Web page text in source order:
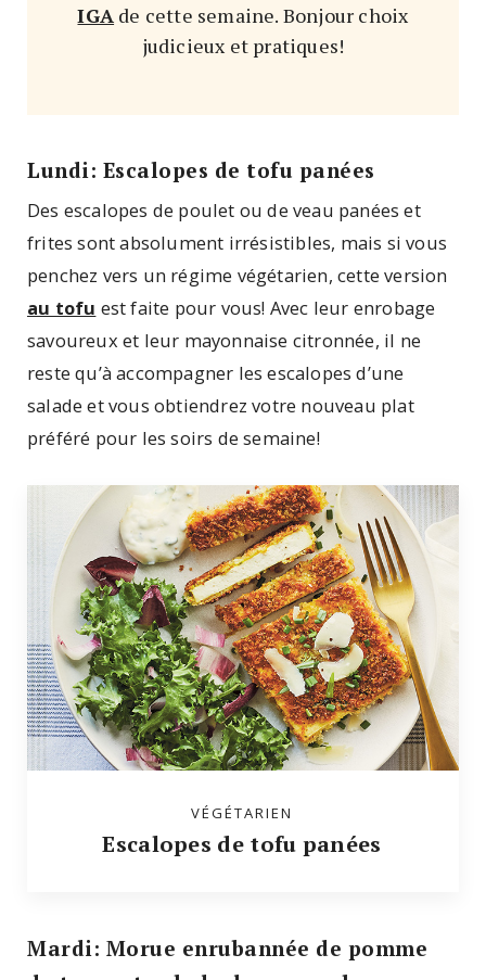
IGA de cette semaine. Bonjour choix
judicieux et pratiques!
Lundi: Escalopes de tofu panées
Des escalopes de poulet ou de veau panées et
frites sont absolument irrésistibles, mais si vous
penchez vers un régime végétarien, cette version
au tofu est faite pour vous! Avec leur enrobage
savoureux et leur mayonnaise citronnée, il ne
reste qu’à accompagner les escalopes d’une
salade et vous obtiendrez votre nouveau plat
préféré pour les soirs de semaine!
VÉGÉTARIEN
Escalopes de tofu panées
Mardi: Morue enrubannée de pomme